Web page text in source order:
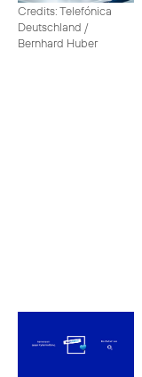
Credits: Telefónica
Deutschland /
Bernhard Huber